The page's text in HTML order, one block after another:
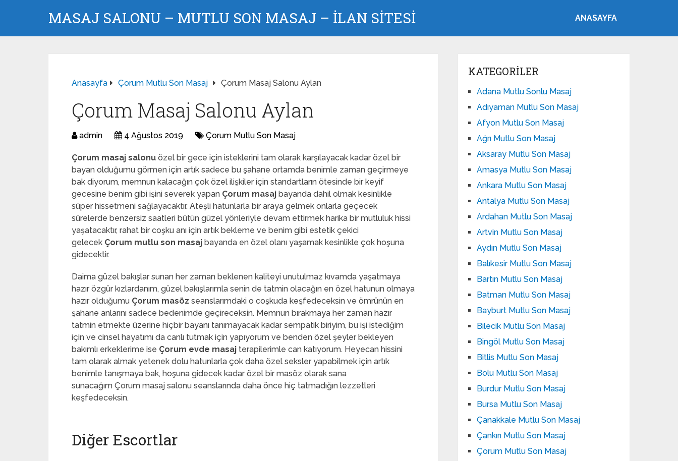
MASAJ SALONU – MUTLU SON MASAJ – İLAN SİTESİ ANASAYFA
Anasayfa Çorum Mutlu Son Masaj Çorum Masaj Salonu Aylan
Çorum Masaj Salonu Aylan
admin 4 Ağustos 2019 Çorum Mutlu Son Masaj
Çorum masaj salonu özel bir gece için isteklerini tam olarak karşılayacak kadar özel bir
bayan olduğumu görmen için artık sadece bu şahane ortamda benimle zaman geçirmeye
bak diyorum, memnun kalacağın çok özel ilişkiler için standartların ötesinde bir keyif
gecesine benim gibi işini severek yapan Çorum masaj bayanda dahil olmak kesinlikle
süper hissetmeni sağlayacaktır. Ateşli hatunlarla bir araya gelmek onlarla geçecek
sürelerde benzersiz saatleri bütün güzel yönleriyle devam ettirmek harika bir mutluluk hissi
yaşatacaktır, rahat bir coşku anı için artık bekleme ve benim gibi estetik çekici
gelecek Çorum mutlu son masaj bayanda en özel olanı yaşamak kesinlikle çok hoşuna
gidecektir.
Daima güzel bakışlar sunan her zaman beklenen kaliteyi unutulmaz kıvamda yaşatmaya
hazır özgür kızlardanım, güzel bakışlarımla senin de tatmin olacağın en özel hatunun olmaya
hazır olduğumu Çorum masöz seanslarımdaki o coşkuda keşfedeceksin ve ömrünün en
şahane anlarını sadece bedenimde geçireceksin. Memnun bırakmaya her zaman hazır
tatmin etmekte üzerine hiçbir bayanı tanımayacak kadar sempatik biriyim, bu işi istediğim
için ve cinsel hayatımı da canlı tutmak için yapıyorum ve benden özel şeyler bekleyen
bakımlı erkeklerime ise Çorum evde masaj terapilerimle can katıyorum. Heyecan hissini
tam olarak almak yetenek dolu hatunlarla çok daha özel seksler yapabilmek için artık
benimle tanışmaya bak, hoşuna gidecek kadar özel bir masöz olarak sana
sunacağım Çorum masaj salonu seanslarında daha önce hiç tatmadığın lezzetleri
keşfedeceksin.
Diğer Escortlar
KATEGORILER
Adana Mutlu Sonlu Masaj
Adıyaman Mutlu Son Masaj
Afyon Mutlu Son Masaj
Ağrı Mutlu Son Masaj
Aksaray Mutlu Son Masaj
Amasya Mutlu Son Masaj
Ankara Mutlu Son Masaj
Antalya Mutlu Son Masaj
Ardahan Mutlu Son Masaj
Artvin Mutlu Son Masaj
Aydın Mutlu Son Masaj
Balıkesir Mutlu Son Masaj
Bartın Mutlu Son Masaj
Batman Mutlu Son Masaj
Bayburt Mutlu Son Masaj
Bilecik Mutlu Son Masaj
Bingöl Mutlu Son Masaj
Bitlis Mutlu Son Masaj
Bolu Mutlu Son Masaj
Burdur Mutlu Son Masaj
Bursa Mutlu Son Masaj
Çanakkale Mutlu Son Masaj
Çankırı Mutlu Son Masaj
Çorum Mutlu Son Masaj